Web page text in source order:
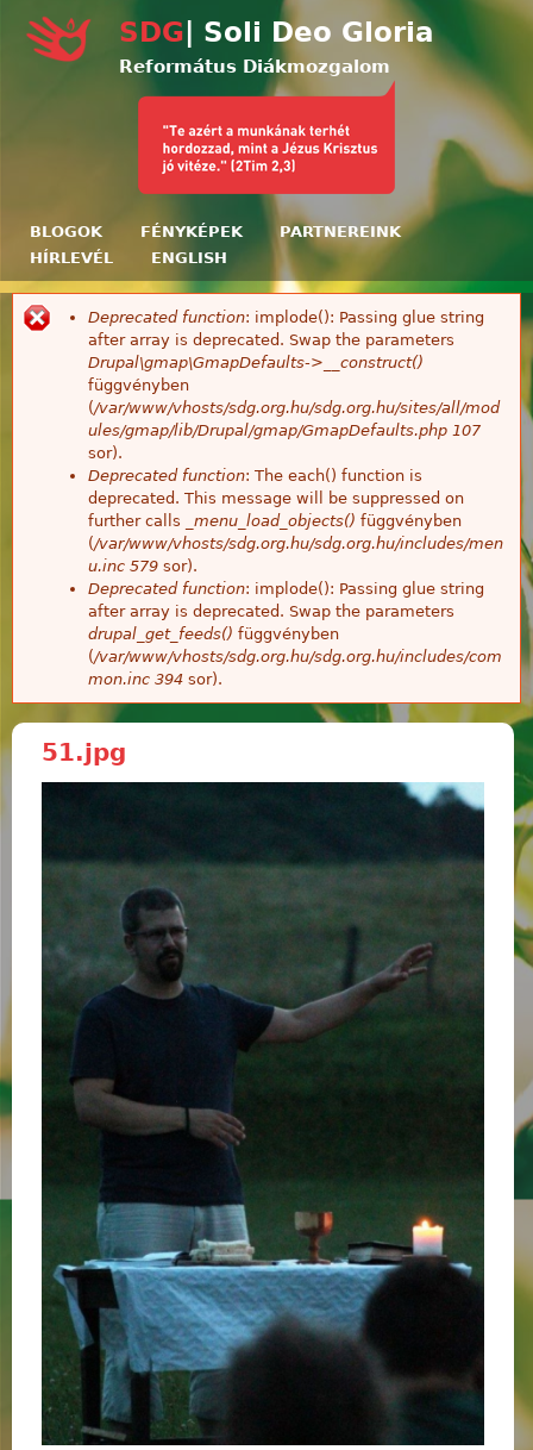
SDG | Soli Deo Gloria
Református Diákmozgalom
BLOGOK FÉNYKÉPEK
PARTNEREINK
HÍRLEVÉL
ENGLISH
Hibaüzenet
Deprecated function: implode(): Passing glue string
after array is deprecated. Swap the parameters
Drupal\gmap\GmapDefaults->__construct()
függvényben
(/var/www/vhosts/sdg.org.hu/sdg.org.hu/sites/all/mod
ules/gmap/lib/Drupal/gmap/GmapDefaults.php 107
sor).
Deprecated function: The each() function is
deprecated. This message will be suppressed on
further calls
_menu_load_objects() függvényben
(/var/www/vhosts/sdg.org.hu/sdg.org.hu/includes/men
u.inc 579 sor).
Deprecated function: implode(): Passing glue string
after array is deprecated. Swap the parameters
drupal_get_feeds() függvényben
(/var/www/vhosts/sdg.org.hu/sdg.org.hu/includes/com
mon.inc 394 sor).
51.jpg